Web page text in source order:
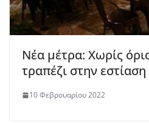
Νέα μέτρα: Χωρίς
τραπέζι στην εστίαση
10 Φεβρουαρίου 2022